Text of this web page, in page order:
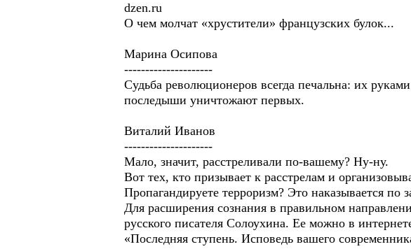
dzen.ru
О чем молчат «хрустители» французских булок...
Марина Осипова
---------------------
Судьба революционеров всегда печальна: их
последыши уничтожают первых.
Виталий Иванов
---------------------
Мало, значит, расстреливали по-вашему? Ну-ну.
Вот тех, кто призывает к расстрелам и
Пропагандируете терроризм? Это наказывается по
Для расширения сознания в правильном
русского писателя Солоухина. Ее можно в
«Последняя ступень. Исповедь вашего